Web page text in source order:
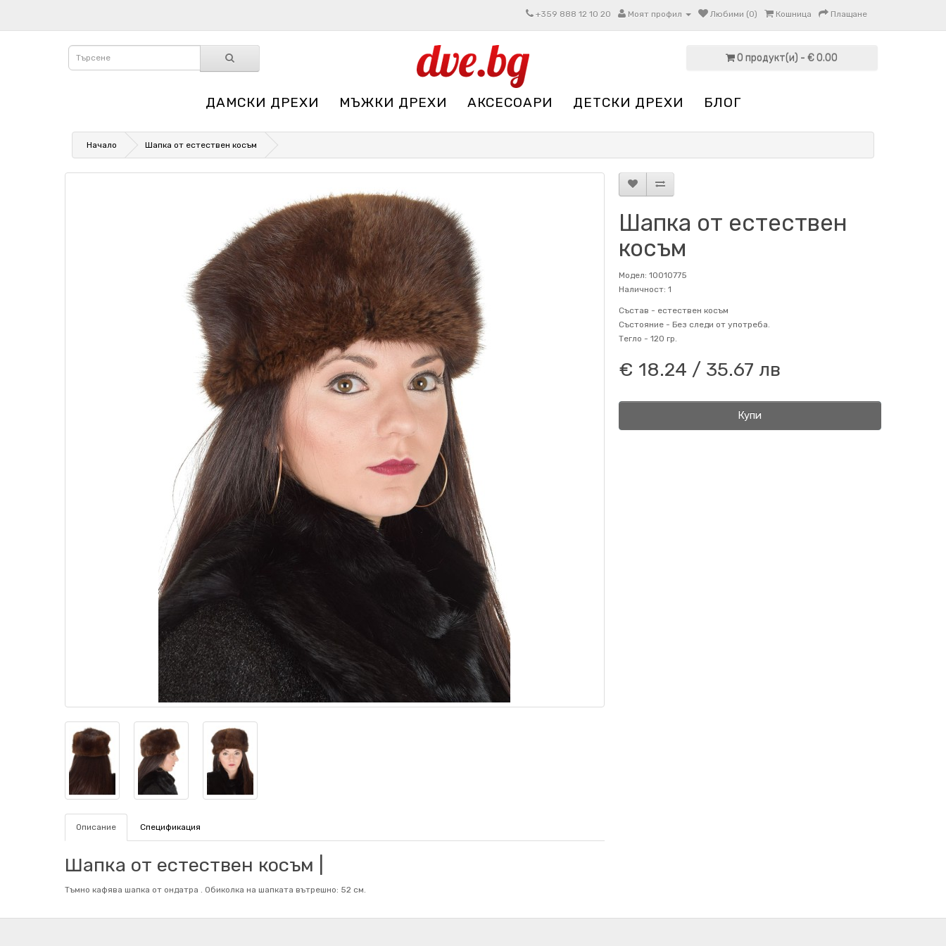
+359 888 12 10 20 Моят профил Любими (0) Кошница Плащане
0 продукт(и) - € 0.00
ДАМСКИ ДРЕХИ МЪЖКИ ДРЕХИ АКСЕСОАРИ ДЕТСКИ ДРЕХИ БЛОГ
Начало Шапка от естествен косъм
Описание Спецификация
Шапка от естествен косъм |
Тъмно кафява шапка от ондатра . Обиколка на шапката вътрешно: 52 см.
Шапка от естествен
косъм
Модел: 10010775
Наличност: 1
Състав - естествен косъм
Състояние - Без следи от употреба.
Тегло - 120 гр.
€ 18.24 / 35.67 лв
Купи